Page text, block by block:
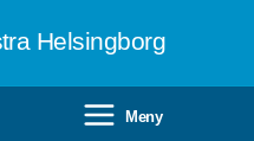
Helsingborg
Meny